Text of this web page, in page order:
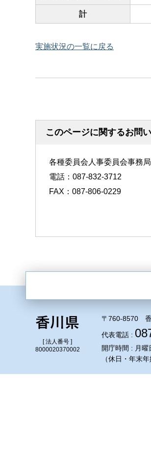
計
実施状況の一覧に戻る
このページに関するお問
各種委員会人事委員会事務局
電話：087-832-3712
FAX：087-806-0229
[ 法人番号 ]
8000020370002
〒760-8570 香
代表電話 :
開庁時間 : 月
（休日・年末年